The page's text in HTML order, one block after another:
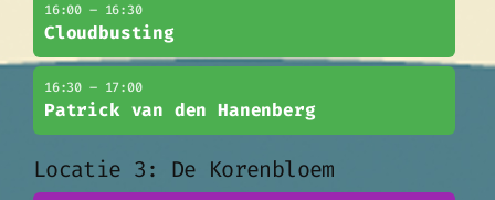
16:00 – 16:30
Cloudbusting
16:30 – 17:00
Patrick van den Hanenberg
Locatie 3: De Korenbloem